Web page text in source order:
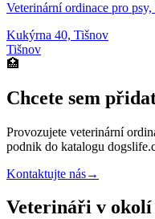
Veterinární ordinace pro
Kukýrna 40, Tišnov
Tišnov
🏥
Chcete sem
Provozujete veterinární
podnik do katalogu
Kontaktujte nás→
Veterináři v